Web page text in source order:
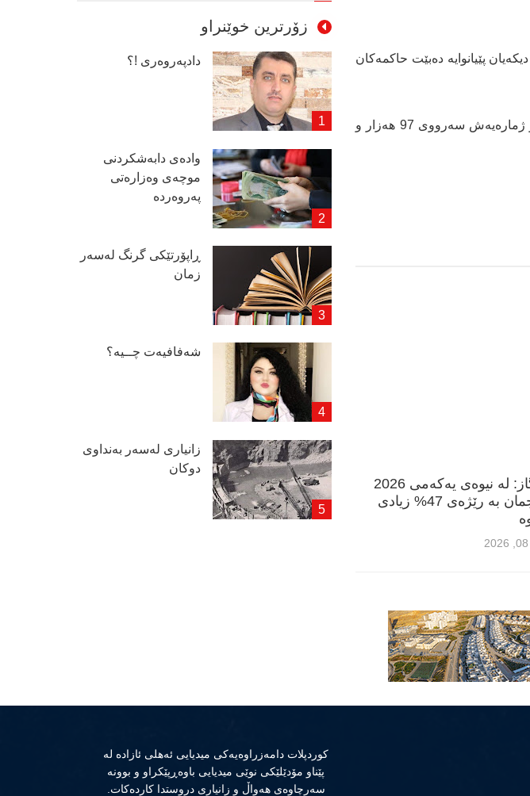
پێیانوایە دەبێت حاکمەکان
تاوەکو ئێستا زیاتر لە ملیۆنێک و 645 هەزار تووشبووی کۆرۆنا لە ئەمریکا تۆمارکراون و لەو ژمارەیەش سەرووی 97 هەزار و
دانە گاز: لە نیوەی یەکەمی 2026
قازانجمان بە رێژەی 47% زیادی
زۆرترین خوێنراو
دادپەروەری !؟
وادەی دابەشكردنی
موچەی وەزارەتی
پەروەردە
ڕاپۆرتێكی گرنگ لەسەر
زمان
شەفافیەت چــیە؟
زانیاری لەسەر بەنداوی
دوكان
كوردپلات دامەزراوەیەكی میدیایی ئەهلی ئازادە لە
پێناو مۆدێلێكی نوێی میدیایی باوەڕپێكراو و بوونە
سەرچاوەی هەواڵ و زانیاری دروستدا كاردەكات.